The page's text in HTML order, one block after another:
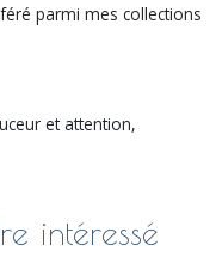
parmi mes collections
et attention,
intéressé